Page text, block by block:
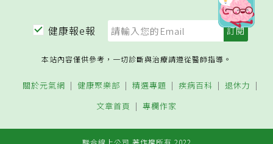
健康報e報
本站內容僅供參考，一切診斷與治療請遵從醫師指導。
關於元氣網 健康聚樂部 精選專題 疾病百科
退休力
文章首頁
專欄作家